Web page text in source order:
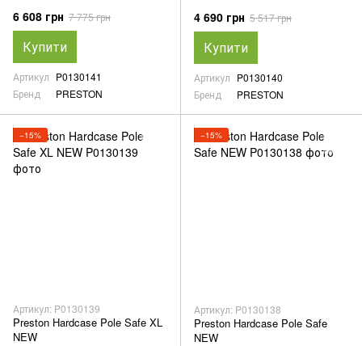
6 608 грн 7 775 грн
Купити
Артикул P0130141
Бренд
PRESTON
4 690 грн 5 517 грн
Купити
Артикул P0130140
Бренд
PRESTON
−15%
Артикул: P0130139
Preston Hardcase Pole Safe XL
NEW
−15%
Артикул: P0130138
Preston Hardcase Pole Safe
NEW